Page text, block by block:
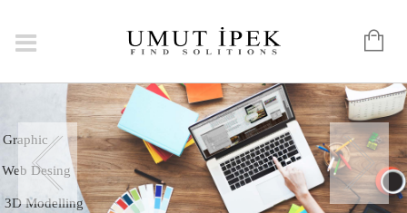
3D Modelling
Graphic
Web Desing